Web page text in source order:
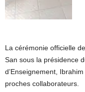
La cérémonie officielle
San sous la présidence
d’Enseignement,
proches collaborateurs.